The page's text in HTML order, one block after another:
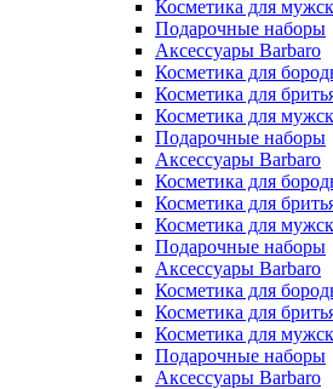
Косметика для
Подарочные наборы
Аксессуары Barbaro
Косметика для
Косметика для
Косметика для
Подарочные наборы
Аксессуары Barbaro
Косметика для
Косметика для
Косметика для
Подарочные наборы
Аксессуары Barbaro
Косметика для
Косметика для
Косметика для
Подарочные наборы
Аксессуары Barbaro